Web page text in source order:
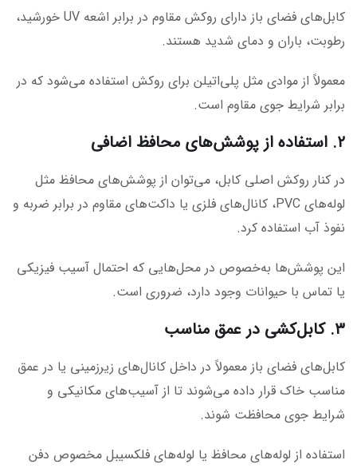
کابل‌های فضای باز دارای روکش مقاوم در برابر اشعه UV خورشید،
رطوبت، باران و دمای شدید هستند.
معمولاً از موادی مثل پلی‌اتیلن برای روکش استفاده می‌شود که در
برابر شرایط جوی مقاوم است.
۲. استفاده از پوشش‌های محافظ اضافی
در کنار روکش اصلی کابل، می‌توان از پوشش‌های محافظ مثل
لوله‌های PVC، کانال‌های فلزی یا داکت‌های مقاوم در برابر ضربه و
نفوذ آب استفاده کرد.
این پوشش‌ها به‌خصوص در محل‌هایی که احتمال آسیب فیزیکی
یا تماس با حیوانات وجود دارد، ضروری است.
۳. کابل‌کشی در عمق مناسب
کابل‌های فضای باز معمولاً در داخل کانال‌های زیرزمینی یا در عمق
مناسب خاک قرار داده می‌شوند تا از آسیب‌های مکانیکی و
شرایط جوی محافظت شوند.
استفاده از لوله‌های محافظ یا لوله‌های فلکسیبل مخصوص دفن